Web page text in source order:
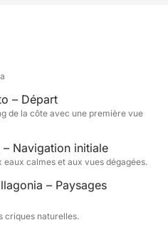
Bella, le Cap
et la Grotte Bleue.
pour offrir un équilibre
avec plusieurs
les eaux claires et
boissons, des collations
pour une croisière en
d'un équipage
– Départ
de la côte avec une première vue
Navigation initiale
eaux calmes et aux vues dégagées.
– Paysages
criques naturelles.